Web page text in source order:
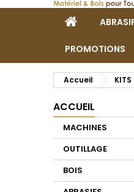
ACCUEIL
PROMOTIONS
Accueil KITS
ACCUEIL
MACHINES
OUTILLAGE
BOIS